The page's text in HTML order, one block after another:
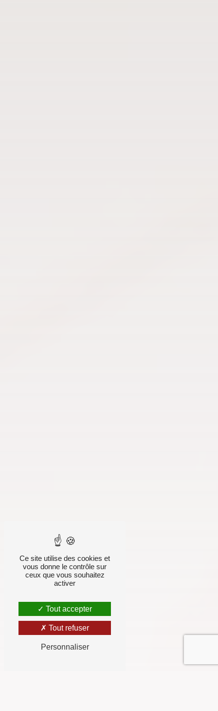
Ce site utilise des cookies et
vous donne le contrôle sur
ceux que vous souhaitez
activer
Tout accepter
Tout refuser
Personnaliser